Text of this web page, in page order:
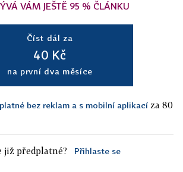
VÁM JEŠTĚ 95 % ČLÁNKU
Číst dál za
40 Kč
na první dva měsíce
bez reklam a s mobilní aplikací za 80
již předplatné? Přihlaste se